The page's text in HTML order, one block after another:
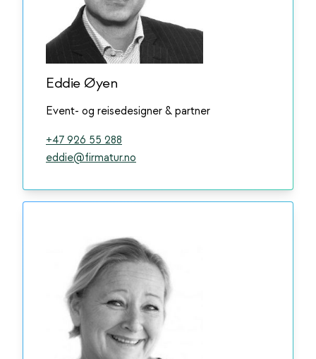
Eddie Øyen
Event- og reisedesigner & partner
+47 926 55 288
eddie@firmatur.no